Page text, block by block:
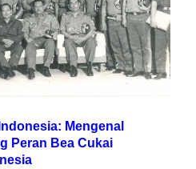
Mengenal
Peran Bea Cukai